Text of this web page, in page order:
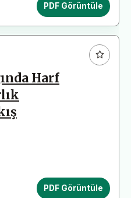
PDF Görüntüle
Harf
PDF Görüntüle